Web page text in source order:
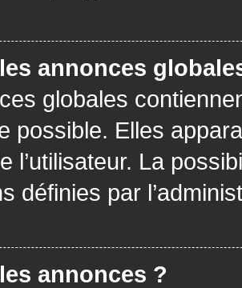
annonces
globales
possible. Elles
l’utilisateur. La
définies par
annonces ?